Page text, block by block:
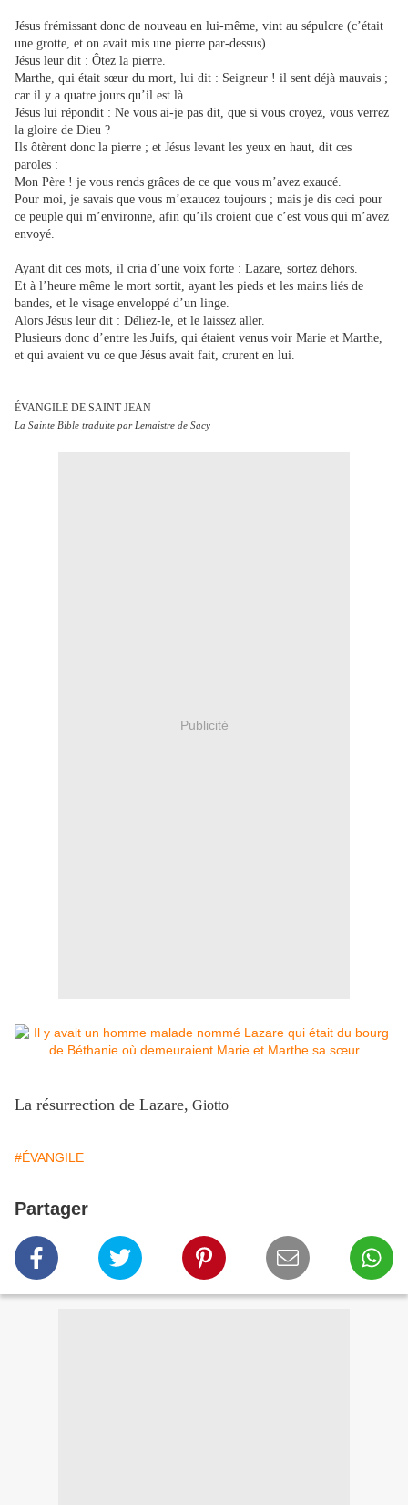
Jésus frémissant donc de nouveau en lui-même, vint au sépulcre (c’était
une grotte, et on avait mis une pierre par-dessus).
Jésus leur dit : Ôtez la pierre.
Marthe, qui était sœur du mort, lui dit : Seigneur ! il sent déjà mauvais ;
car il y a quatre jours qu’il est là.
Jésus lui répondit : Ne vous ai-je pas dit, que si vous croyez, vous verrez
la gloire de Dieu ?
Ils ôtèrent donc la pierre ; et Jésus levant les yeux en haut, dit ces
paroles :
Mon Père ! je vous rends grâces de ce que vous m’avez exaucé.
Pour moi, je savais que vous m’exaucez toujours ; mais je dis ceci pour
ce peuple qui m’environne, afin qu’ils croient que c’est vous qui m’avez
envoyé.
Ayant dit ces mots, il cria d’une voix forte : Lazare, sortez dehors.
Et à l’heure même le mort sortit, ayant les pieds et les mains liés de
bandes, et le visage enveloppé d’un linge.
Alors Jésus leur dit : Déliez-le, et le laissez aller.
Plusieurs donc d’entre les Juifs, qui étaient venus voir Marie et Marthe,
et qui avaient vu ce que Jésus avait fait, crurent en lui.
ÉVANGILE DE SAINT JEAN
La Sainte Bible traduite par Lemaistre de Sacy
Publicité
La résurrection de Lazare, Giotto
#ÉVANGILE
Partager